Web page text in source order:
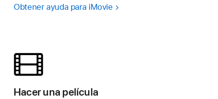
Obtener ayuda para iMovie
Hacer una película